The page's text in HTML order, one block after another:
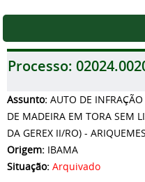
Processo:
Assunto: AUTO DE
DE MADEIRA EM TORA SEM
DA GEREX II/RO) -
Origem: IBAMA
Situação: Arquivado